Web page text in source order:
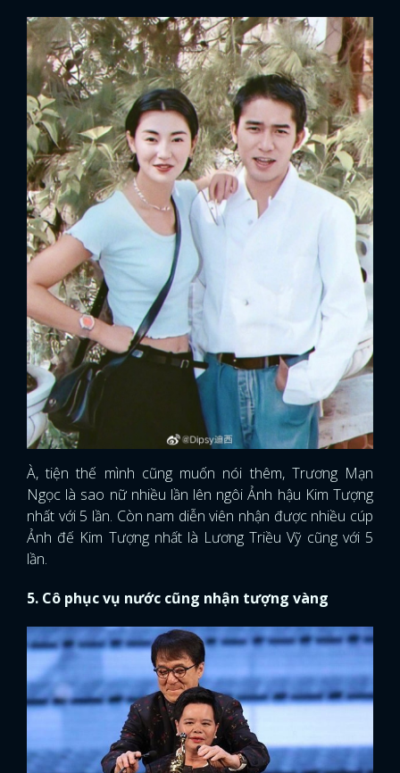
À, tiện thế mình cũng muốn nói thêm, Trương Mạn
Ngọc là sao nữ nhiều lần lên ngôi Ảnh hậu Kim Tượng
nhất với 5 lần. Còn nam diễn viên nhận được nhiều cúp
Ảnh đế Kim Tượng nhất là Lương Triều Vỹ cũng với 5
lần.
5. Cô phục vụ nước cũng nhận tượng vàng